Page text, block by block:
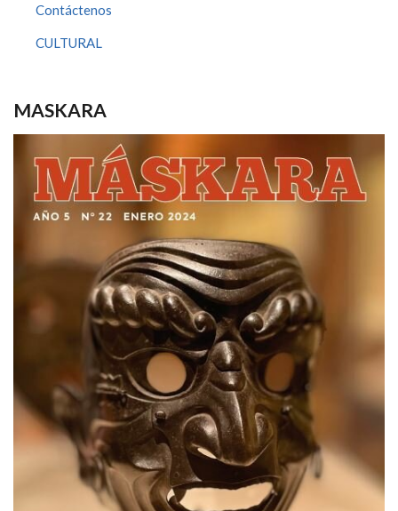
Contáctenos
CULTURAL
MASKARA